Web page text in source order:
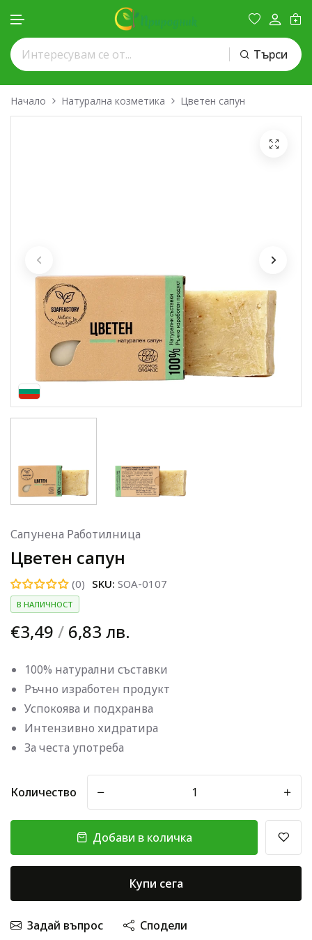
Търси
Начало Натурална козметика Цветен сапун
Сапунена Работилница
Цветен сапун
(0) SKU: SOA-0107
В НАЛИЧНОСТ
€3,49 / 6,83 лв.
100% натурални съставки
Ръчно изработен продукт
Успокоява и подхранва
Интензивно хидратира
За честа употреба
Количество
Добави в количка
Купи сега
Задай въпрос Сподели